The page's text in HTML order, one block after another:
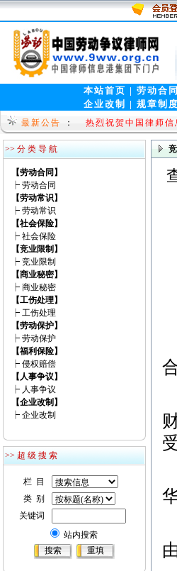
本站首页 | 劳动合同
企业改制
| 规章制度
最新公告 ：
法律视窗
热烈祝贺中国律师
>> 分 类 导 航
【劳动合同】
┝ 劳动合同
【劳动常识】
┝ 劳动常识
【社会保险】
┝ 社会保险
【竞业限制】
┝ 竞业限制
【商业秘密】
┝ 商业秘密
【工伤处理】
┝ 工伤处理
【劳动保护】
┝ 劳动保护
【福利保险】
┝ 侵权赔偿
【人事争议】
┝ 人事争议
【企业改制】
┝ 企业改制
>> 超 级 搜 索
栏 目
类 别
关键词
站内搜索